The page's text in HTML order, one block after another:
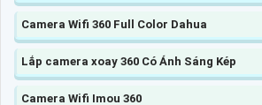
Camera Wifi 360 Full Color Dahua
Lắp camera xoay 360 Có Ánh Sáng Kép
Camera Wifi Imou 360